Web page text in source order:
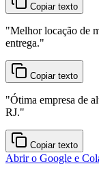
Copiar texto
"Melhor locação de
entrega."
Copiar texto
"Ótima empresa de
RJ."
Copiar texto
Abrir o Google e